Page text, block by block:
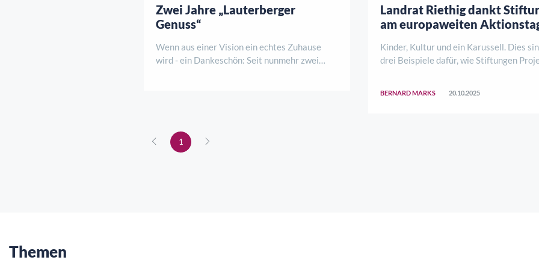
Zwei Jahre „Lauterberger
Genuss“
Wenn aus einer Vision ein echtes Zuhause
wird - ein Dankeschön: Seit nunmehr zwei
Landrat Riethig dankt
am europaweiten
Kinder, Kultur und ein Karussell. Dies
drei Beispiele dafür, wie Stiftungen
BERNARD MARKS 20.10.2025
1
Themen